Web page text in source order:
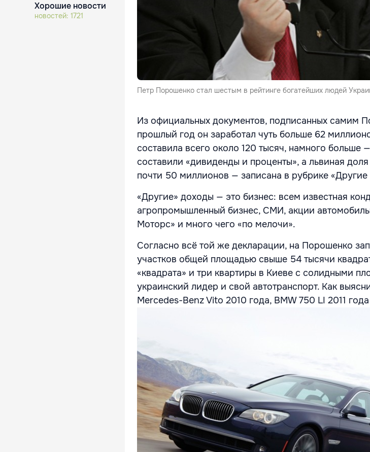
Хорошие новости
новостей: 1721
Петр Порошенко стал шестым в рейтинге богатейших людей
Из официальных документов, подписанных самим
прошлый год он заработал чуть больше 62
составила всего около 120 тысяч, намного
составили «дивиденды и проценты», а львиная
почти 50 миллионов — записана в рубрике
«Другие» доходы — это бизнес: всем известная
агропромышленный бизнес, СМИ, акции
Моторс» и много чего «по мелочи».
Согласно всё той же декларации, на Порошенко
участков общей площадью свыше 54 тысячи
«квадрата» и три квартиры в Киеве с солидными
украинский лидер и свой автотранспорт. Как
Mercedes-Benz Vito 2010 года, ВМW 750 LI 2011